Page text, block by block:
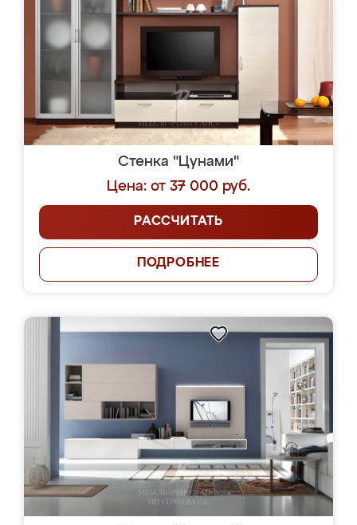
Стенка "Цунами"
Цена: от 37 000 руб.
РАССЧИТАТЬ
ПОДРОБНЕЕ